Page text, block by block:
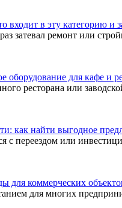
входит в эту категорию и
затевал ремонт или
оборудование для кафе и
ресторана или
как найти выгодное
с переездом или
для коммерческих
для многих